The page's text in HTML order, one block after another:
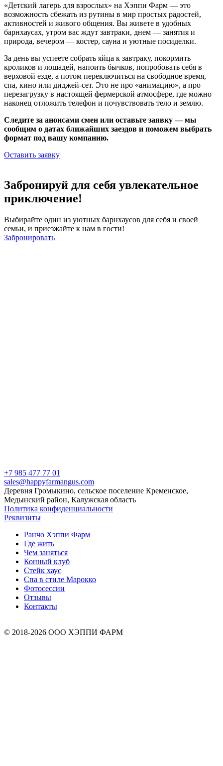
«Детский лагерь для взрослых» на Хэппи Фарм — это
возможность сбежать из рутины в мир простых радостей,
активностей и живого общения. Вы живете в удобных
барнхаусах, утром вас ждут завтраки, днем — занятия и
природа, вечером — костер, сауна и уютные посиделки.
За день вы успеете собрать яйца к завтраку, покормить
кроликов и лошадей, напоить бычков, попробовать себя в
верховой езде, а потом переключиться на свободное время,
спа, кино или диджей-сет. Это не про «анимацию», а про
перезагрузку в настоящей фермерской атмосфере, где можно
наконец отложить телефон и почувствовать тело и землю.
Следите за анонсами смен или оставьте заявку — мы
сообщим о датах ближайших заездов и поможем выбрать
формат под вашу компанию.
Оставить заявку
Забронируй для себя увлекательное
приключение!
Выбирайте один из уютных барнхаусов для себя и своей
семьи, и приезжайте к нам в гости!
Забронировать
+7 985 477 77 01
sales@happyfarmangus.com
Деревня Громыкино, сельское поселение Кременское,
Медынский район, Калужская область
Политика конфиденциальности
Реквизиты
Ранчо Хэппи Фарм
Где жить
Чем заняться
Конный клуб
Стейк хаус
Спа в стиле Марокко
Фотосессии
Отзывы
Контакты
© 2018-2026 ООО ХЭППИ ФАРМ